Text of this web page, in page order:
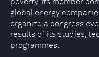
global energy
organize a congress
results of its studies,
programmes.